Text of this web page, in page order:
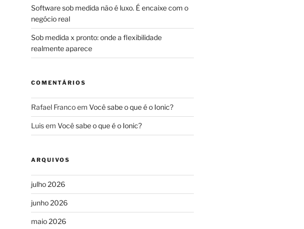
Software sob medida não é luxo. É encaixe com o
negócio real
Sob medida x pronto: onde a flexibilidade
realmente aparece
COMENTÁRIOS
Rafael Francoem Você sabe o que é o Ionic?
Luisem Você sabe o que é o Ionic?
ARQUIVOS
julho 2026
junho 2026
maio 2026